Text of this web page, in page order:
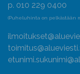
p. 010 229 0400
(Puheluhinta on pelkästään